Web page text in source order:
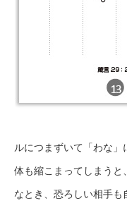
ルにつまずいて「わな
体も縮こまってしまうと
なとき、恐ろしい相手も